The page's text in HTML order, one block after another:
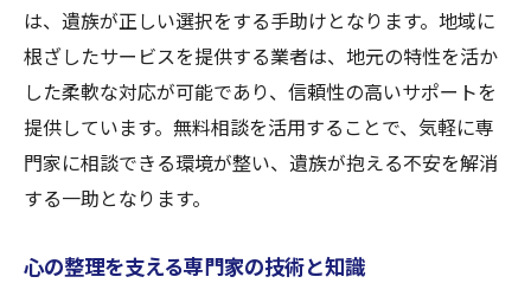
は、遺族が正しい選択をする手助けとなります。地域に
根ざしたサービスを提供する業者は、地元の特性を活か
した柔軟な対応が可能であり、信頼性の高いサポートを
提供しています。無料相談を活用することで、気軽に専
門家に相談できる環境が整い、遺族が抱える不安を解消
する一助となります。
心の整理を支える専門家の技術と知識